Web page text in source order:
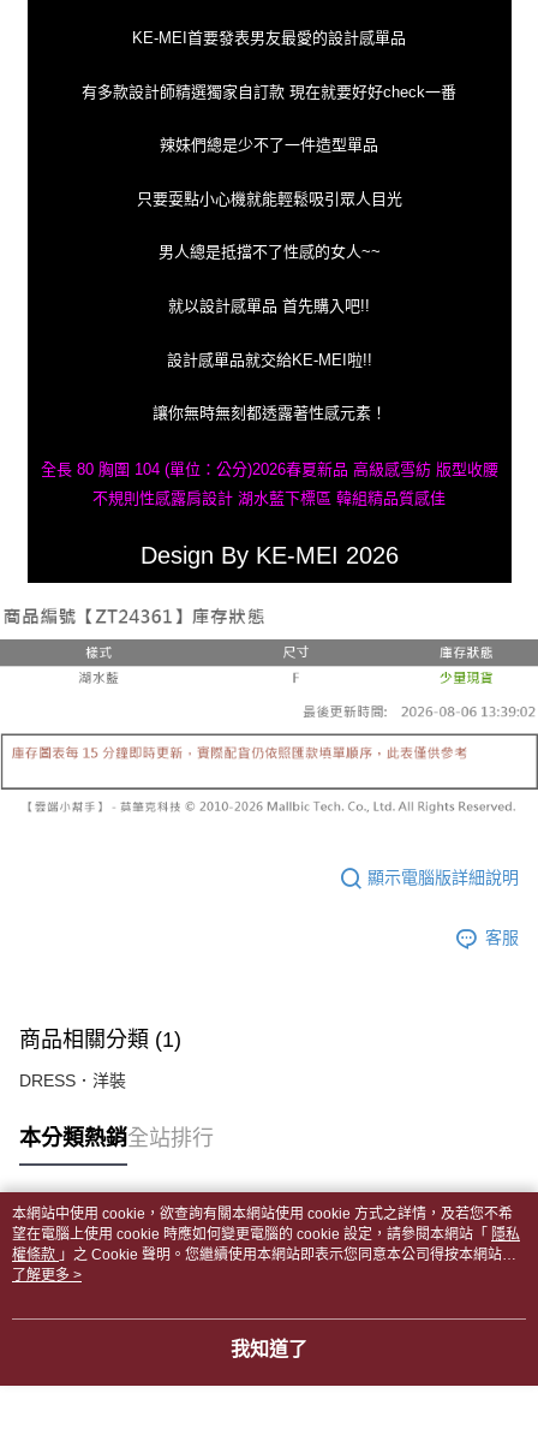
KE-MEI首要發表男友最愛的設計感單品
有多款設計師精選獨家自訂款 現在就要好好check一番
辣妹們總是少不了一件造型單品
只要耍點小心機就能輕鬆吸引眾人目光
男人總是抵擋不了性感的女人~~
就以設計感單品 首先購入吧!!
設計感單品就交給KE-MEI啦!!
讓你無時無刻都透露著性感元素！
全長 80 胸圍 104 (單位：公分)2026春夏新品 高級感雪紡 版型收腰
不規則性感露肩設計 湖水藍下標區 韓組精品質感佳
Design By KE-MEI 2026
顯示電腦版詳細說明
客服
商品相關分類 (1)
DRESS．洋裝
本分類熱銷全站排行
熱門標籤
本網站中使用 cookie，欲查詢有關本網站使用 cookie 方式之詳情，及若您不希
望在電腦上使用 cookie 時應如何變更電腦的 cookie 設定，請參閱本網站「 隱私
權條款 」之 Cookie 聲明。您繼續使用本網站即表示您同意本公司得按本網站使
用條款之 Cookie 聲明使用 cookie。
了解更多 >
我知道了